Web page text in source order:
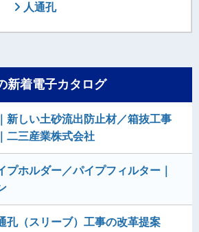
人通孔
新着電子カタログ
新しい土砂流出防止材／箱抜工事
二三産業株式会社
プホルダー／パイプフィルター｜
孔（スリーブ）工事の改革提案